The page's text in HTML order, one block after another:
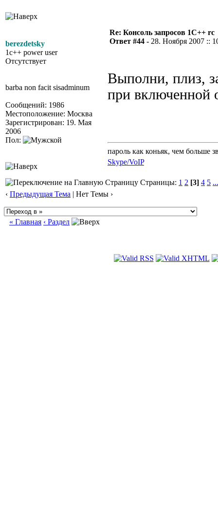
berezdetsky
1c++ power user
Отсутствует
barba non facit sisadminum
Сообщений: 1986
Местоположение: Москва
Зарегистрирован: 19. Мая
2006
Пол:
Re: Консоль запросов 1С++ rc
Ответ #44 - 28. Ноября 2007 ::
Выполни, плиз,
при включенной
пароль как коньяк, чем больше
Skype/VoIP
Страницы: 1 2 [3] 4 5 ...
‹ Предыдущая Тема | Нет Темы ›
« Главная ‹ Раздел